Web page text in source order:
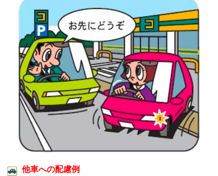
他車への配慮例